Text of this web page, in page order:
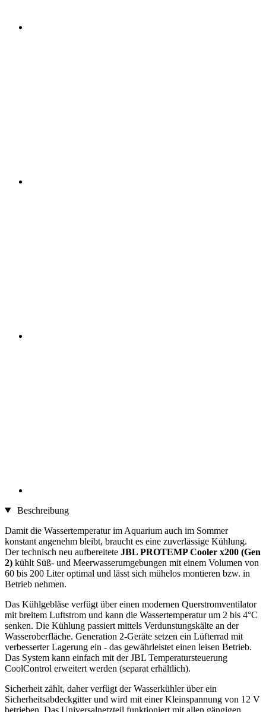
Beschreibung
Damit die Wassertemperatur im Aquarium auch im Sommer
konstant angenehm bleibt, braucht es eine zuverlässige Kühlung.
Der technisch neu aufbereitete JBL PROTEMP Cooler x200 (Gen
2) kühlt Süß- und Meerwasserumgebungen mit einem Volumen von
60 bis 200 Liter optimal und lässt sich mühelos montieren bzw. in
Betrieb nehmen.
Das Kühlgebläse verfügt über einen modernen Querstromventilator
mit breitem Luftstrom und kann die Wassertemperatur um 2 bis 4°C
senken. Die Kühlung passiert mittels Verdunstungskälte an der
Wasseroberfläche. Generation 2-Geräte setzen ein Lüfterrad mit
verbesserter Lagerung ein - das gewährleistet einen leisen Betrieb.
Das System kann einfach mit der JBL Temperatursteuerung
CoolControl erweitert werden (separat erhältlich).
Sicherheit zählt, daher verfügt der Wasserkühler über ein
Sicherheitsabdeckgitter und wird mit einer Kleinspannung von 12 V
betrieben. Das Universalnetzteil funktioniert mit allen gängigen